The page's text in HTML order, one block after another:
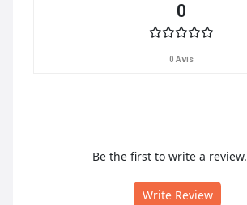
0
0 Avis
Be the first to write a review.
Write Review